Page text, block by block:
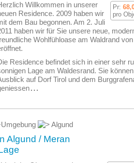
Pr:
pro
Willkommen in unserer
Residence. 2009 haben wir
dem Bau begonnen. Am 2. Juli
haben wir für Sie unsere neue,
Wohlfühloase am Waldrand
Residence befindet sich in einer sehr
Lage am Waldesrand. Sie
auf Dorf Tirol und dem
...
Algund
Algund / Meran